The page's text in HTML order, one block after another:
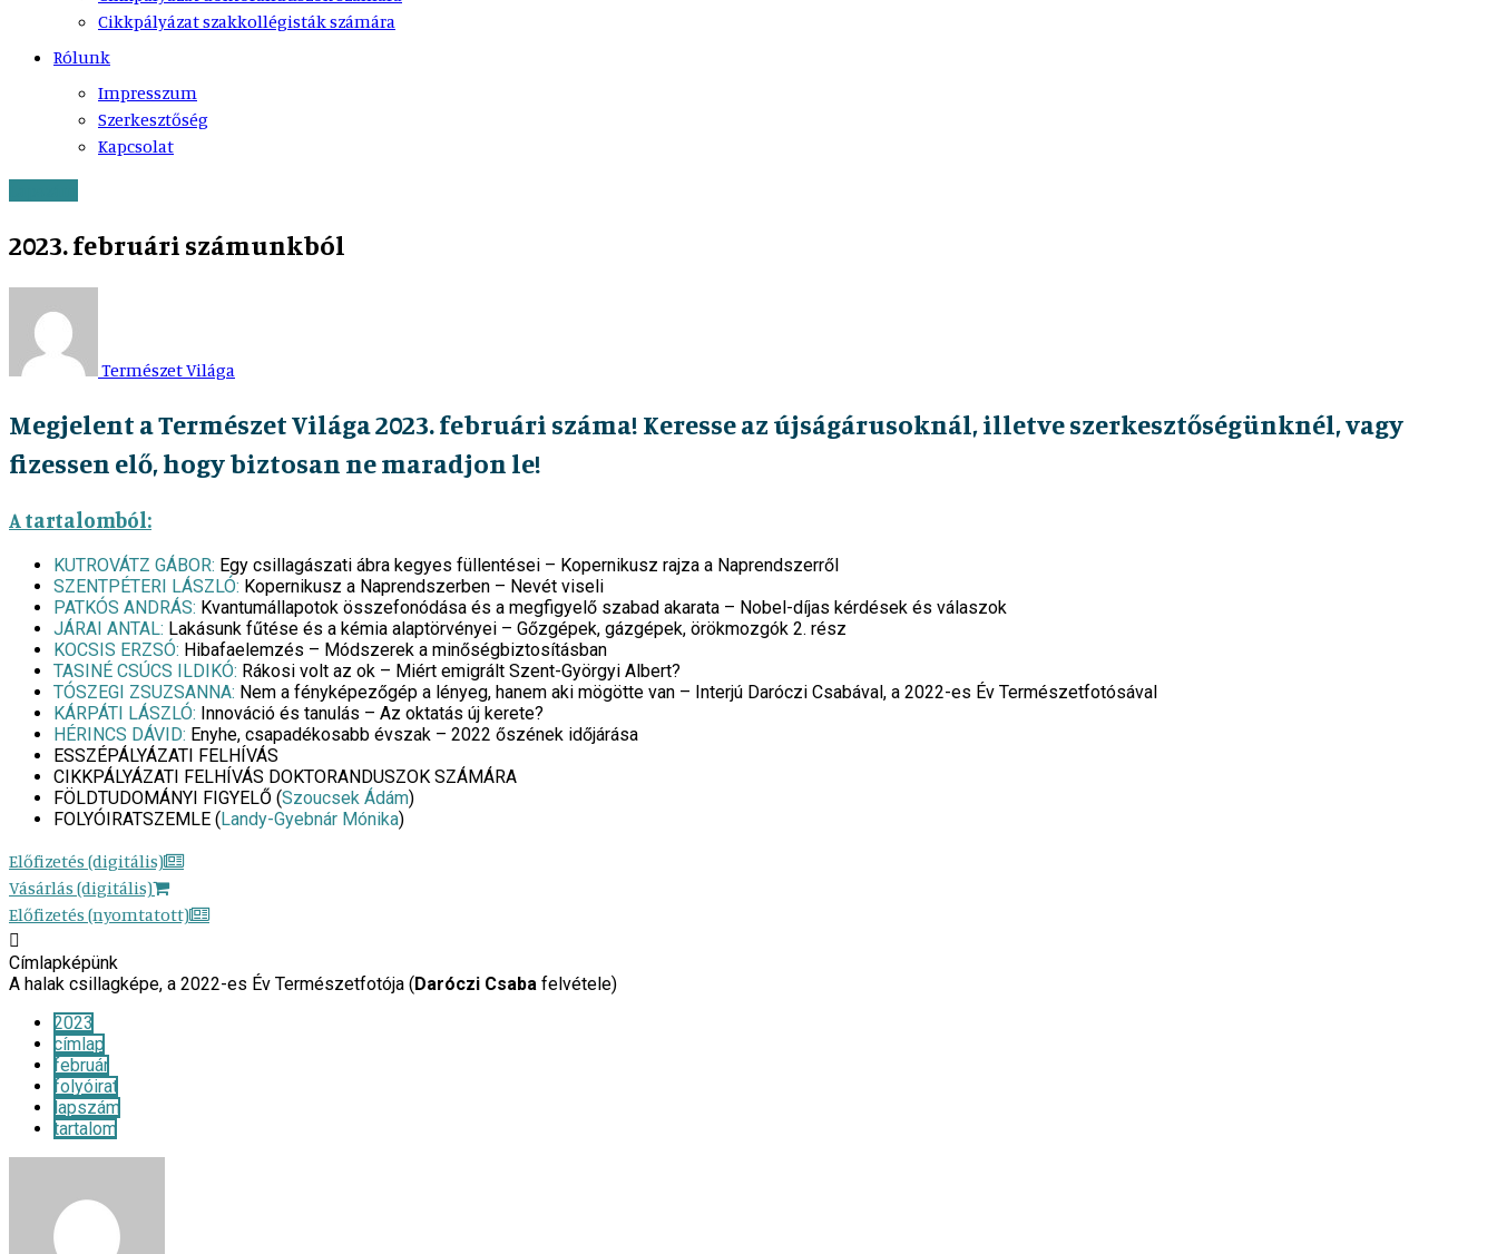
Cikkpályázat szakkollégisták számára
Rólunk
Impresszum
Szerkesztőség
Kapcsolat
2023. februári számunkból
Természet Világa
Megjelent a Természet Világa 2023. februári száma! Keresse az újságárusoknál, illetve szerkesztőségünknél, vagy
fizessen elő, hogy biztosan ne maradjon le!
A tartalomból:
KUTROVÁTZ GÁBOR: Egy csillagászati ábra kegyes füllentései – Kopernikusz rajza a Naprendszerről
SZENTPÉTERI LÁSZLÓ: Kopernikusz a Naprendszerben – Nevét viseli
PATKÓS ANDRÁS: Kvantumállapotok összefonódása és a megfigyelő szabad akarata – Nobel-díjas kérdések és válaszok
JÁRAI ANTAL: Lakásunk fűtése és a kémia alaptörvényei – Gőzgépek, gázgépek, örökmozgók 2. rész
KOCSIS ERZSÓ: Hibafaelemzés – Módszerek a minőségbiztosításban
TASINÉ CSÚCS ILDIKÓ: Rákosi volt az ok – Miért emigrált Szent-Györgyi Albert?
TÓSZEGI ZSUZSANNA: Nem a fényképezőgép a lényeg, hanem aki mögötte van – Interjú Daróczi Csabával, a 2022-es Év Természetfotósával
KÁRPÁTI LÁSZLÓ: Innováció és tanulás – Az oktatás új kerete?
HÉRINCS DÁVID: Enyhe, csapadékosabb évszak – 2022 őszének időjárása
ESSZÉPÁLYÁZATI FELHÍVÁS
CIKKPÁLYÁZATI FELHÍVÁS DOKTORANDUSZOK SZÁMÁRA
FÖLDTUDOMÁNYI FIGYELŐ (Szoucsek Ádám)
FOLYÓIRATSZEMLE ( Landy-Gyebnár Mónika)
Előfizetés (digitális)
Vásárlás (digitális)
Előfizetés (nyomtatott)
Címlapképünk
A halak csillagképe, a 2022-es Év Természetfotója ( Daróczi Csaba felvétele)
2023
címlap
február
folyóirat
lapszám
tartalom